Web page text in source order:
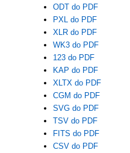
ODT do PDF
PXL do PDF
XLR do PDF
WK3 do PDF
123 do PDF
KAP do PDF
XLTX do PDF
CGM do PDF
SVG do PDF
TSV do PDF
FITS do PDF
CSV do PDF